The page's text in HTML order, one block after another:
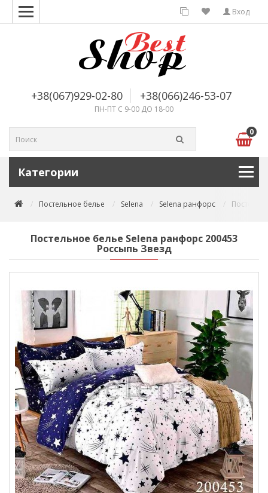
Вход
+38(067)929-02-80 +38(066)246-53-07
ПН-ПТ С 9-00 ДО 18-00
0
Категории
Постельное белье Selena Selena ранфорс
Постельное белье Selena ранфорс 200453
Россыпь Звезд